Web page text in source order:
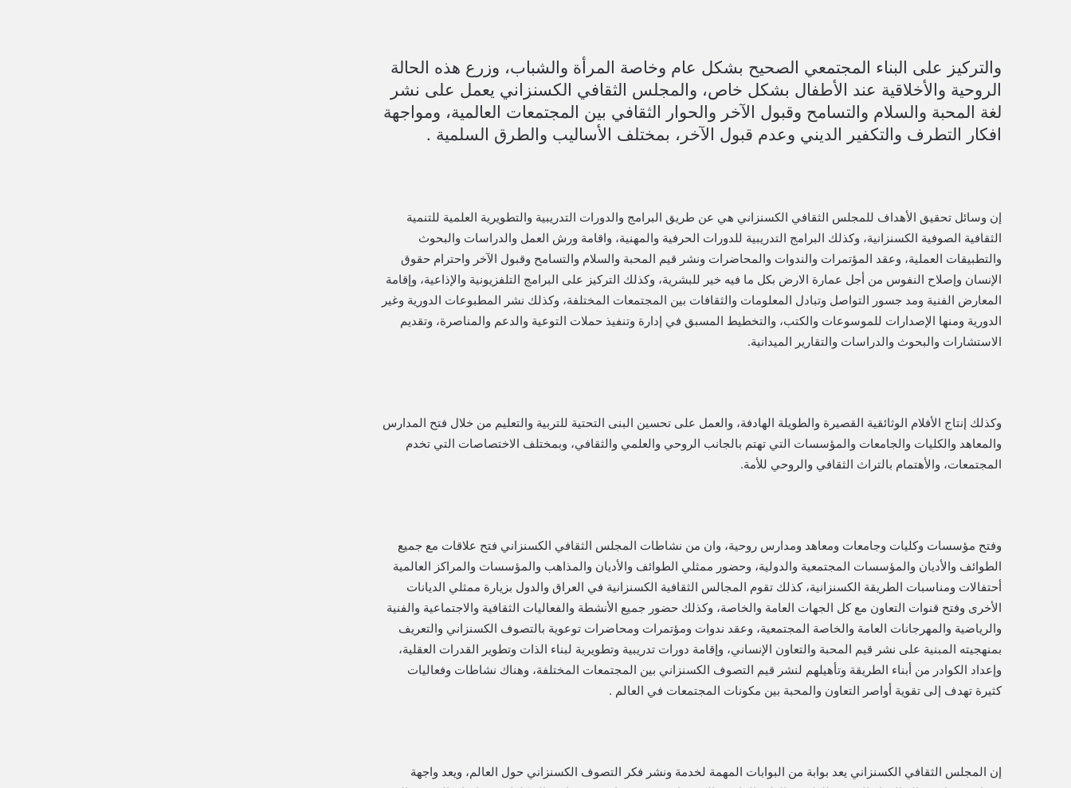
والتركيز على البناء المجتمعي الصحيح بشكل عام وخاصة المرأة والشباب، وزرع هذه الحالة
الروحية والأخلاقية عند الأطفال بشكل خاص، والمجلس الثقافي الكسنزاني يعمل على نشر
لغة المحبة والسلام والتسامح وقبول الآخر والحوار الثقافي بين المجتمعات العالمية، ومواجهة
افكار التطرف والتكفير الديني وعدم قبول الآخر، بمختلف الأساليب والطرق السلمية .
إن وسائل تحقیق الأھداف للمجلس الثقافي الكسنزاني هي عن طريق البرامج والدورات التدریبیة والتطویریة العلمیة للتنمية
الثقافية الصوفية الكسنزانية، وكذلك البرامج التدریبیة للدورات الحرفیة والمھنیة، واقامة ورش العمل والدراسات والبحوث
والتطبيقات العملية، وعقد المؤتمرات والندوات والمحاضرات ونشر قيم المحبة والسلام والتسامح وقبول الآخر واحترام حقوق
الإنسان وإصلاح النفوس من أجل عمارة الارض بكل ما فيه خير للبشرية، وكذلك التركيز على البرامج التلفزیونیة والإذاعیة، وإقامة
المعارض الفنیة ومد جسور التواصل وتبادل المعلومات والثقافات بين المجتمعات المختلفة، وكذلك نشر المطبوعات الدوریة وغیر
الدوریة ومنها الإصدارات للموسوعات والكتب، والتخطیط المسبق في إدارة وتنفیذ حملات التوعیة والدعم والمناصرة، وتقدیم
الاستشارات والبحوث والدراسات والتقاریر المیدانیة.
وكذلك إنتاج الأفلام الوثائقیة القصیرة والطویلة الهادفة، والعمل على تحسین البنى التحتیة للتربیة والتعلیم من خلال فتح المدارس
والمعاھد والكلیات والجامعات والمؤسسات التي تهتم بالجانب الروحي والعلمي والثقافي، وبمختلف الاختصاصات التي تخدم
المجتمعات، والأهتمام بالتراث الثقافي والروحي للأمة.
وفتح مؤسسات وكليات وجامعات ومعاهد ومدارس روحية، وان من نشاطات المجلس الثقافي الكسنزاني فتح علاقات مع جميع
الطوائف والأديان والمؤسسات المجتمعية والدولية، وحضور ممثلي الطوائف والأديان والمذاهب والمؤسسات والمراكز العالمية
أحتفالات ومناسبات الطريقة الكسنزانية، كذلك تقوم المجالس الثقافية الكسنزانية في العراق والدول بزيارة ممثلي الديانات
الأخرى وفتح قنوات التعاون مع كل الجهات العامة والخاصة، وكذلك حضور جميع الأنشطة والفعاليات الثقافية والاجتماعية والفنية
والرياضية والمهرجانات العامة والخاصة المجتمعية، وعقد ندوات ومؤتمرات ومحاضرات توعوية بالتصوف الكسنزاني والتعريف
بمنهجيته المبنية على نشر قيم المحبة والتعاون الإنساني، وإقامة دورات تدريبية وتطويرية لبناء الذات وتطوير القدرات العقلية،
وإعداد الكوادر من أبناء الطريقة وتأهيلهم لنشر قيم التصوف الكسنزاني بين المجتمعات المختلفة، وهناك نشاطات وفعاليات
كثيرة تهدف إلى تقوية أواصر التعاون والمحبة بين مكونات المجتمعات في العالم .
إن المجلس الثقافي الكسنزاني يعد بوابة من البوابات المهمة لخدمة ونشر فكر التصوف الكسنزاني حول العالم، ويعد واجهة